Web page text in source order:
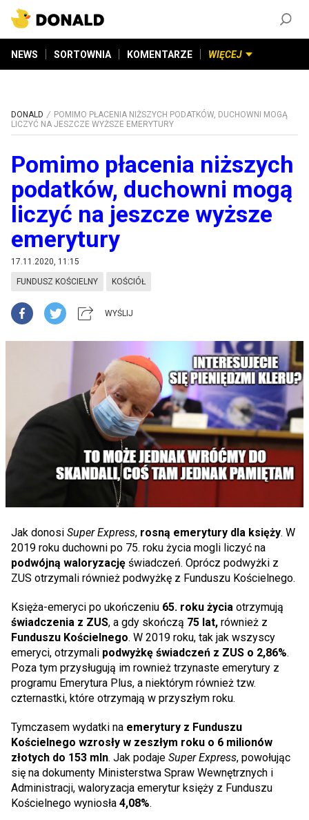
NEWS SORTOWNIA KOMENTARZE WIĘCEJ
DONALD
POMIMO PŁACENIA NIŻSZYCH PODATKÓW, DUCHOWNI MOGĄ
LICZYĆ NA JESZCZE WYŻSZE EMERYTURY
Pomimo płacenia niższych
podatków, duchowni mogą
liczyć na jeszcze wyższe
emerytury
17.11.2020, 11:15
FUNDUSZ KOŚCIELNY KOŚCIÓŁ
WYŚLIJ
Jak donosi Super Express, rosną emerytury dla księży. W
2019 roku duchowni po 75. roku życia mogli liczyć na
podwójną waloryzację świadczeń. Oprócz podwyżki z
ZUS otrzymali również podwyżkę z Funduszu Kościelnego.
Księża-emeryci po ukończeniu 65. roku życia otrzymują
świadczenia z ZUS, a gdy skończą 75 lat, również z
Funduszu Kościelnego. W 2019 roku, tak jak wszyscy
emeryci, otrzymali podwyżkę świadczeń z ZUS o 2,86%.
Poza tym przysługują im rownież trzynaste emerytury z
programu Emerytura Plus, a niektórym również tzw.
czternastki, które otrzymają w przyszłym roku.
Tymczasem wydatki na emerytury z Funduszu
Kościelnego wzrosły w zeszłym roku o 6 milionów
złotych do 153 mln. Jak podaje Super Express, powołując
się na dokumenty Ministerstwa Spraw Wewnętrznych i
Administracji, waloryzacja emerytur księży z Funduszu
Kościelnego wyniosła 4,08%.